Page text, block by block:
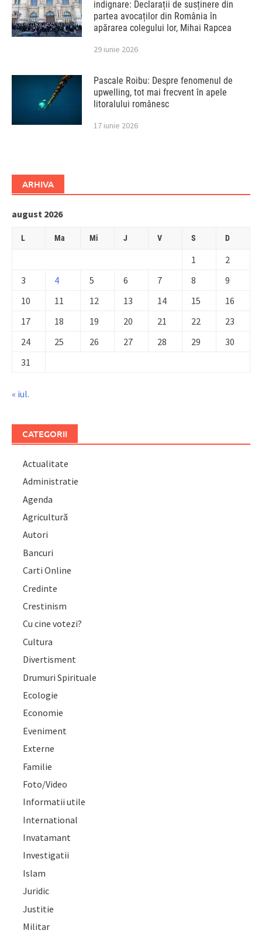
indignare: Declarații de susținere din
partea avocaților din România în
apărarea colegului lor, Mihai Rapcea
29 iunie 2026
Pascale Roibu: Despre fenomenul de
upwelling, tot mai frecvent în apele
litoralului românesc
17 iunie 2026
ARHIVA
august 2026
L Ma Mi J V S D
1
2
3
4 5 6 7 8
9
10
11 12 13 14 15
16
17
18 19 20 21 22
23
24
25 26 27 28 29
30
31
« iul.
CATEGORII
Actualitate
Administratie
Agenda
Agricultură
Autori
Bancuri
Carti Online
Credinte
Crestinism
Cu cine votezi?
Cultura
Divertisment
Drumuri Spirituale
Ecologie
Economie
Eveniment
Externe
Familie
Foto/Video
Informatii utile
International
Invatamant
Investigatii
Islam
Juridic
Justitie
Militar